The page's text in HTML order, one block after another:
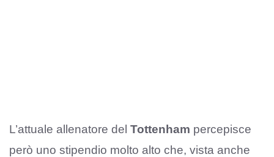
L’attuale allenatore del Tottenham percepisce
però uno stipendio molto alto che, vista anche